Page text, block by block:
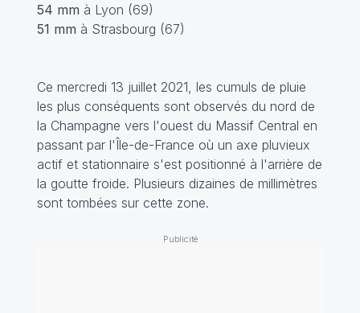
54 mm à Lyon (69)
51 mm à Strasbourg (67)
Ce mercredi 13 juillet 2021, les cumuls de pluie
les plus conséquents sont observés du nord de
la Champagne vers l'ouest du Massif Central en
passant par l'Île-de-France où un axe pluvieux
actif et stationnaire s'est positionné à l'arrière de
la goutte froide. Plusieurs dizaines de millimètres
sont tombées sur cette zone.